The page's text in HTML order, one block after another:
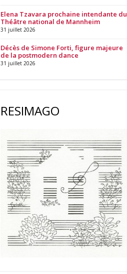
Elena Tzavara prochaine intendante du
Théâtre national de Mannheim
31 juillet 2026
Décès de Simone Forti, figure majeure
de la postmodern dance
31 juillet 2026
RESIMAGO